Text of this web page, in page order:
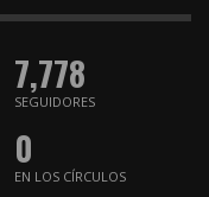
7,778
SEGUIDORES
0
EN LOS CÍRCULOS